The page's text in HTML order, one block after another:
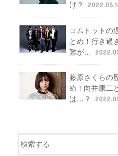
け？
コムドットの
とめ！行き過
難が…
藤原さくらの
め！向井康二
は…？